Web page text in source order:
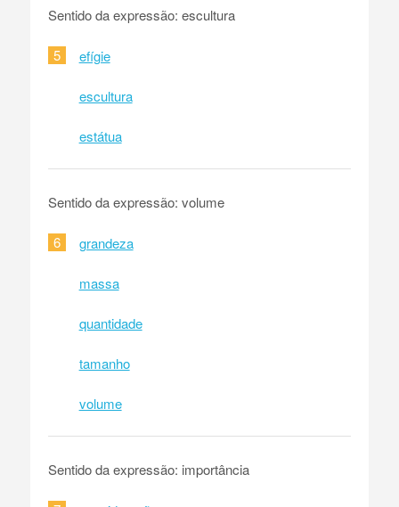
Sentido da expressão: escultura
5 efígie
escultura
estátua
Sentido da expressão: volume
6 grandeza
massa
quantidade
tamanho
volume
Sentido da expressão: importância